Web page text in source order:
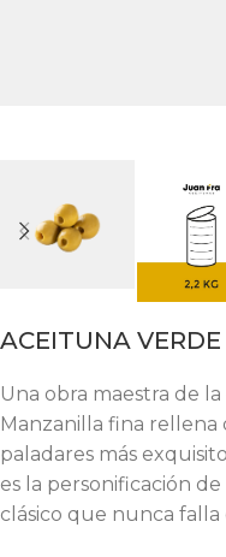
ACEITUNA
Una obra maestra de
Manzanilla fina rellena
paladares más
es la personificación
clásico que nunca falla